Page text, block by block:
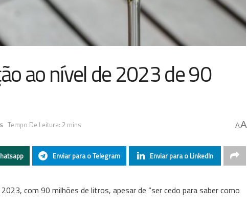
ao nível de 2023 de 90
Tempo De Leitura: 2 mins AA
Enviar para o Telegram Enviar para o LinkedIn
com 90 milhões de litros, apesar de “ser cedo para saber como